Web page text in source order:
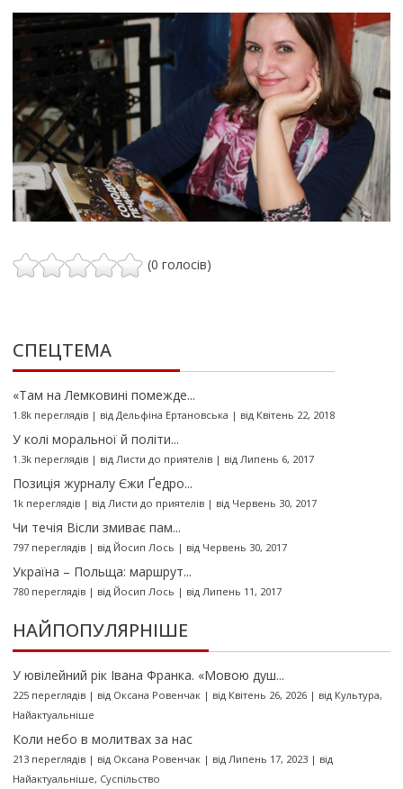
(0 голосів)
СПЕЦТЕМА
«Там на Лемковині помежде...
1.8k переглядів| від Дельфіна Ертановська | від Квітень 22, 2018
У колі моральної й політи...
1.3k переглядів| від Листи до приятелів| від Липень 6, 2017
Позиція журналу Єжи Ґедро...
1k переглядів| від Листи до приятелів| від Червень 30, 2017
Чи течія Вісли змиває пам...
797 переглядів| від Йосип Лось | від Червень 30, 2017
Україна – Польща: маршрут...
780 переглядів| від Йосип Лось | від Липень 11, 2017
НАЙПОПУЛЯРНІШЕ
У ювілейний рік Івана Франка. «Мовою душ...
225 переглядів| від Оксана Ровенчак| від Квітень 26, 2026| від Культура,
Найактуальніше
Коли небо в молитвах за нас
213 переглядів| від Оксана Ровенчак| від Липень 17, 2023| від
Найактуальніше, Суспільство